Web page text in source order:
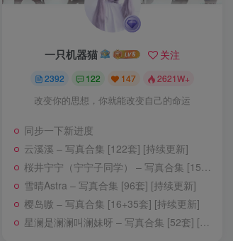
一只机器猫 关注
2392 122 147 2621W+
改变你的思想，你就能改变自己的命运
同步一下新进度
云溪溪 – 写真合集 [122套] [持续更新]
桜井宁宁（宁宁子同学） – 写真合集 [156套] [持续更新]
雪晴Astra – 写真合集 [96套] [持续更新]
樱岛嗷 – 写真合集 [16+35套] [持续更新]
星澜是澜澜叫澜妹呀 – 写真合集 [52套] [持续更新]